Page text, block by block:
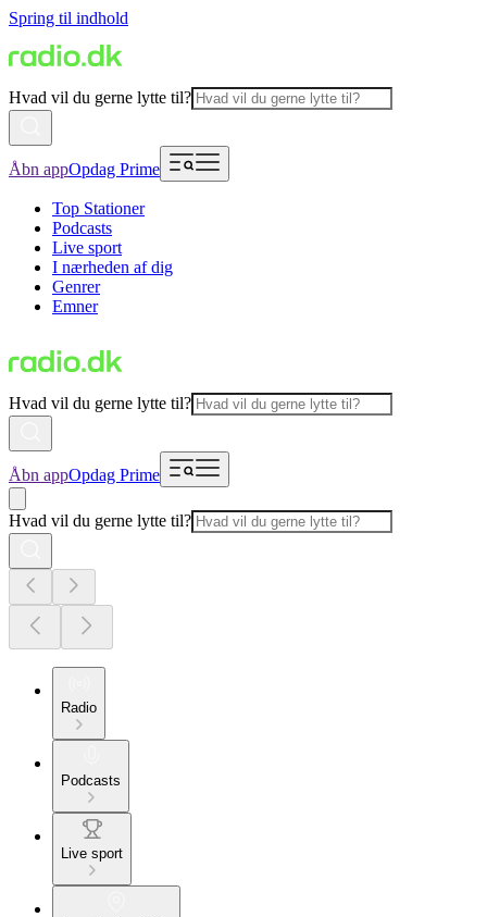
Spring til indhold
Hvad vil du gerne lytte til?
Åbn appOpdag Prime
Top Stationer
Podcasts
Live sport
I nærheden af dig
Genrer
Emner
Hvad vil du gerne lytte til?
Åbn appOpdag Prime
Hvad vil du gerne lytte til?
Radio
Podcasts
Live sport